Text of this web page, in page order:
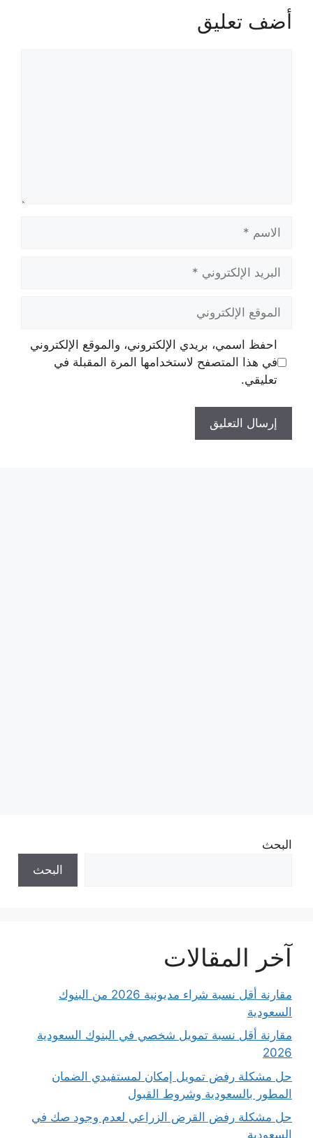
أضف تعليق
الاسم
البريد
الإلكتروني
الموقع
الإلكتروني
احفظ اسمي، بريدي الإلكتروني، والموقع الإلكتروني
في هذا المتصفح لاستخدامها المرة المقبلة في
تعليقي.
البحث
البحث
آخر المقالات
مقارنة أقل نسبة شراء مديونية 2026 من البنوك
السعودية
مقارنة أقل نسبة تمويل شخصي في البنوك السعودية
2026
حل مشكلة رفض تمويل إمكان لمستفيدي الضمان
المطور بالسعودية وشروط القبول
حل مشكلة رفض القرض الزراعي لعدم وجود صك في
السعودية